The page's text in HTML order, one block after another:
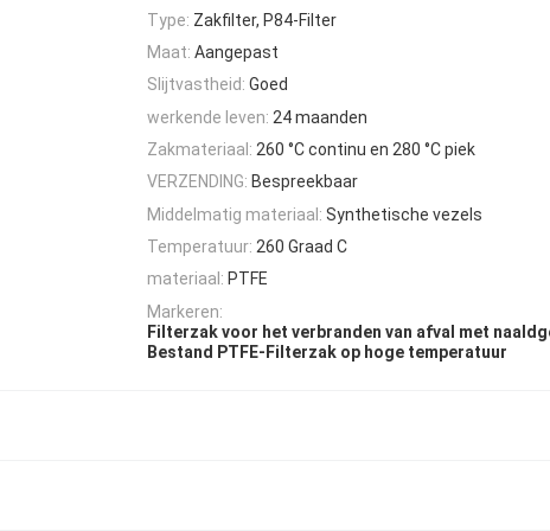
Type: Zakfilter, P84-Filter
Maat: Aangepast
Slijtvastheid: Goed
werkende leven: 24 maanden
Zakmateriaal: 260 °C continu en 280 °C piek
VERZENDING: Bespreekbaar
Middelmatig materiaal: Synthetische vezels
Temperatuur: 260 Graad C
materiaal: PTFE
Markeren:
Filterzak voor het verbranden van afval met
Bestand PTFE-Filterzak op hoge temperatuur